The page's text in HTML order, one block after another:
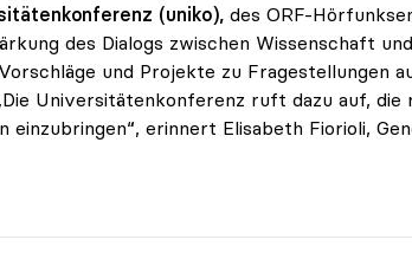
(uniko), des ORF-
des Dialogs zwischen Wissenschaft
und Projekte zu Fragestellungen
Universitätenkonferenz ruft dazu auf, die
erinnert Elisabeth Fiorioli,